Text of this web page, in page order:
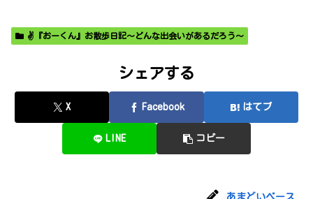
✌️『おーくん』お散歩日記〜どんな出会いがあるだろう〜
シェアする
X Facebook はてブ
LINE コピー
あまどいベース